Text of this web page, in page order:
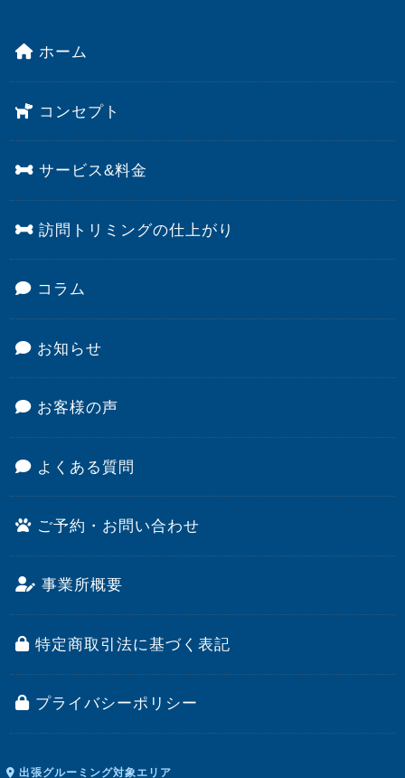
ホーム
コンセプト
サービス&料金
訪問トリミングの仕上がり
コラム
お知らせ
お客様の声
よくある質問
ご予約・お問い合わせ
事業所概要
特定商取引法に基づく表記
プライバシーポリシー
出張グルーミング対象エリア